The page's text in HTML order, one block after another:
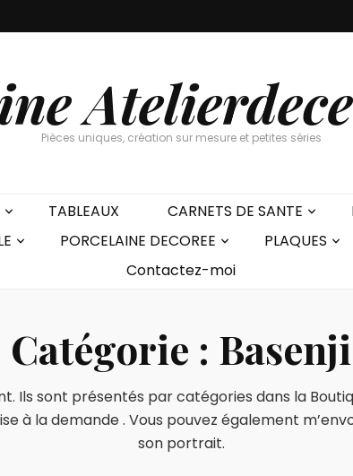
Pièces uniques, création sur mesure et petites séries
TABLEAUX CARNETS DE SANTE
PORCELAINE DECOREE PLAQUES
Contactez-moi
Catégorie : Basenji
Ils sont présentés par catégories dans la
à la demande . Vous pouvez également
son portrait.